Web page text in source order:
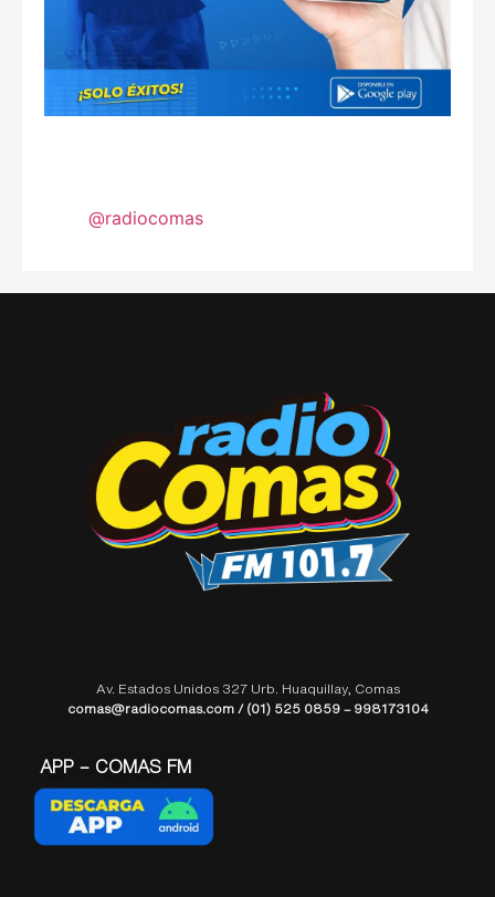
@radiocomas
Av. Estados Unidos 327 Urb. Huaquillay, Comas
comas@radiocomas.com / (01) 525 0859 – 998173104
APP – COMAS FM